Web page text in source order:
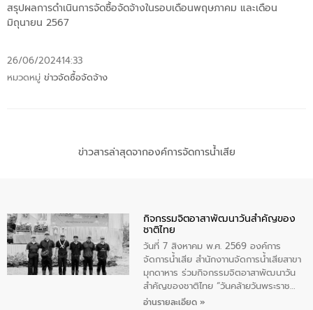
สรุปผลการดำเนินการจัดซื้อจัดจ้างในรอบเดือนพฤษภาคม และเดือน
มิถุนายน 2567
26/06/202414:33
หมวดหมู่ ข่าวจัดซื้อจัดจ้าง
ข่าวสารล่าสุดจากองค์การจัดการน้ำเสีย
กิจกรรมจิตอาสาพัฒนาวันสําคัญของ
ชาติไทย
วันที่ 7 สิงหาคม พ.ศ. 2569 องค์การ
จัดการน้ำเสีย สำนักงาานจัดการน้ำเสียสาขา
มุกดาหาร ร่วมกิจกรรมจิตอาสาพัฒนาวัน
สําคัญของชาติไทย “วันคล้ายวันพระราช
สมภพ สมเด็จพระนางเจ้าสิริกิติ์พระบรม
อ่านรายละเอียด »